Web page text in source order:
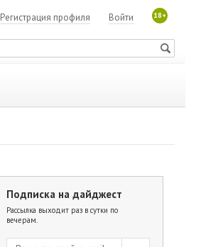
18+
Войти
Регистрация профиля
Подписка на дайджест
Рассылка выходит раз в сутки по
вечерам.